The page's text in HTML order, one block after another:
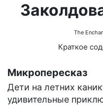
The
Краткое
Микропересказ
Дети на летних
удивительные